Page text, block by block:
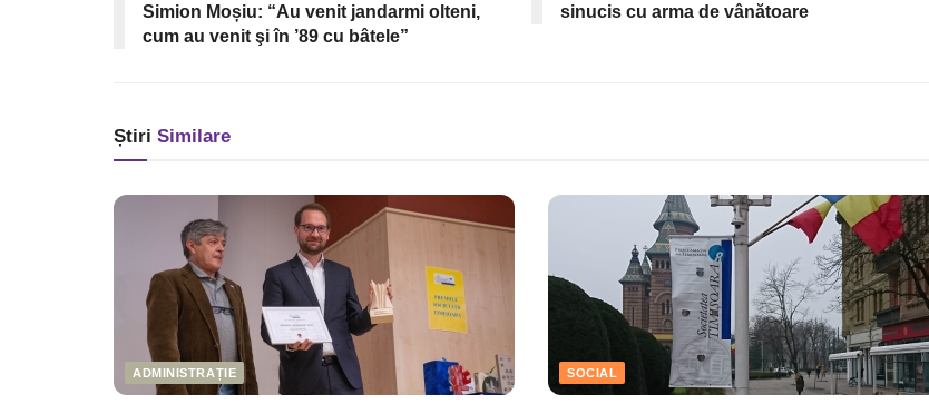
Simion Moșiu: “Au venit jandarmi olteni,
cum au venit şi în ’89 cu bâtele”
sinucis cu arma de vânătoare
Știri Similare
ADMINISTRAȚIE SOCIAL